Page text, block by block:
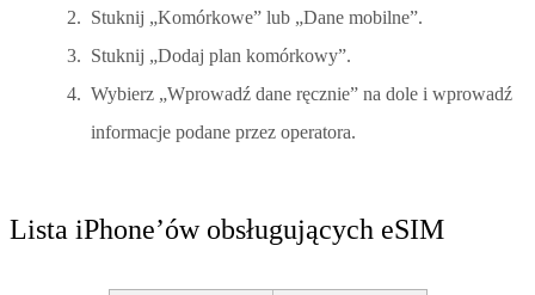
Stuknij „Komórkowe” lub „Dane mobilne”.
Stuknij „Dodaj plan komórkowy”.
Wybierz „Wprowadź dane ręcznie” na dole i wprowadź
informacje podane przez operatora.
Lista iPhone’ów obsługujących eSIM